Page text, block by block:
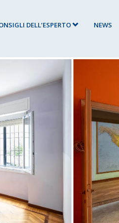
DELL’ESPERTO NEWS